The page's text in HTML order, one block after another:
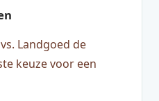
Landgoed de
keuze voor een